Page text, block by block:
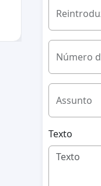
Número
Assunto
Texto